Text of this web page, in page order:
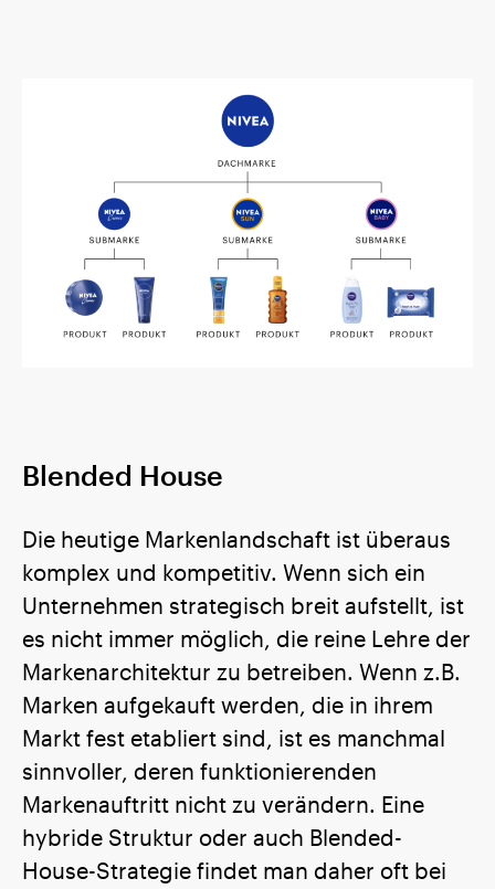
Blended House
Die heutige Markenlandschaft ist überaus
komplex und kompetitiv. Wenn sich ein
Unternehmen strategisch breit aufstellt, ist
es nicht immer möglich, die reine Lehre der
Markenarchitektur zu betreiben. Wenn z.B.
Marken aufgekauft werden, die in ihrem
Markt fest etabliert sind, ist es manchmal
sinnvoller, deren funktionierenden
Markenauftritt nicht zu verändern. Eine
hybride Struktur oder auch Blended-
House-Strategie findet man daher oft bei